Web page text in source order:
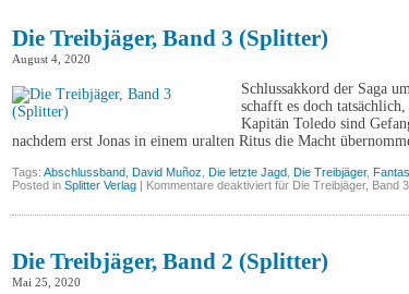
Die Treibjäger, Band 3 (Splitter)
August 4, 2020
Schlussakkord der Saga
schafft es doch
Kapitän Toledo sind
nachdem erst Jonas in einem uralten Ritus die Macht
Tags: Abschlussband David Muñoz Die letzte Jagd Die Treibjäger,
Posted in Splitter Verlag | Kommentare deaktiviert für Die Treibjäger, Band
Die Treibjäger, Band 2 (Splitter)
Mai 25, 2020